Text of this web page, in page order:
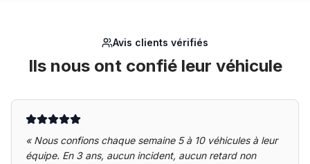
Avis clients vérifiés
Ils nous ont confié leur véhicule
« Nous confions chaque semaine 5 à 10 véhicules à leur
équipe. En 3 ans, aucun incident, aucun retard non